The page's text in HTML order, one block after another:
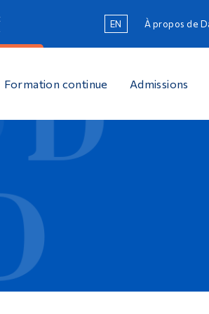
EN À propos de
Formation continue Admissions